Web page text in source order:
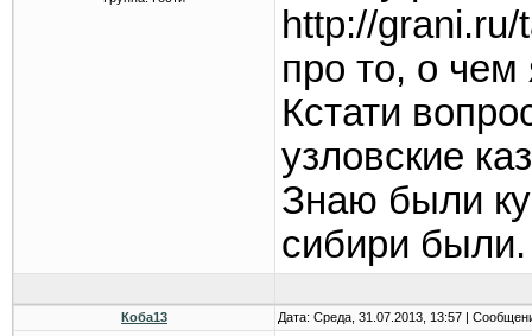
http://
про то, о чем
Кстати
узловские
Знаю были
сибири были.
Коба13 Дата: Среда, 31.07.2013, 13:57 |